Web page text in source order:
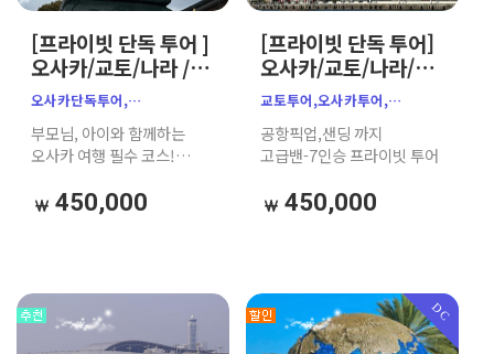
[프라이빗 단독 투어 ]
오사카/교토/나라 /
고베 가족여행 추천
프라이빗 단독 투어
(7인승 고급밴/공항
픽업샌딩+톨비 포함)
오사카단독투어,
오사카가족여행,
오사카차량투어,
아기랑오사카, 일본효도여행,
부모님, 아이와 함께하는
오사카 여행 필수 코스!
가이드(또는 현지 베테랑
드라이버)가 제안하는
450,000
[프라이빗 단독 투어]
오사카/교토/나라/
고베 가족여행 추천
(공항 픽업·샌딩
+맞춤 코스 가능)
교토투어,오사카투어,
나라투어,고베투어,오사카
프라이빗 투어, 맞춤 투어
공항픽업,샌딩 까지
고급밴-7인승 프라이빗 투어
450,000
DC